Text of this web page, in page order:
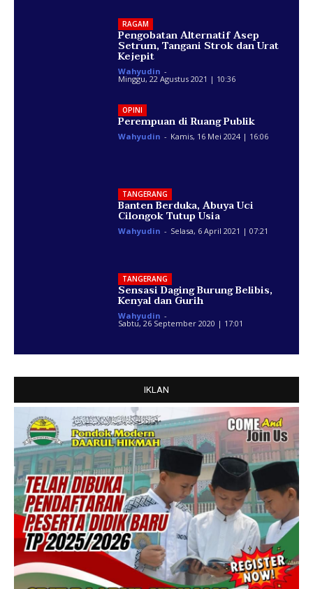
RAGAM
Pengobatan Alternatif Asep
Setrum, Tangani Strok dan Urat
Kejepit
Wahyudin -
Minggu, 22 Agustus 2021 | 10:36
OPINI
Perempuan di Ruang Publik
Wahyudin - Kamis, 16 Mei 2024 | 16:06
TANGERANG
Banten Berduka, Abuya Uci
Cilongok Tutup Usia
Wahyudin - Selasa, 6 April 2021 | 07:21
TANGERANG
Sensasi Daging Burung Belibis,
Kenyal dan Gurih
Wahyudin -
Sabtu, 26 September 2020 | 17:01
IKLAN